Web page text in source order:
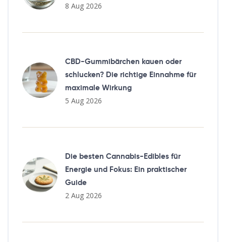
8 Aug 2026
CBD-Gummibärchen kauen oder
schlucken? Die richtige Einnahme für
maximale Wirkung
5 Aug 2026
Die besten Cannabis-Edibles für
Energie und Fokus: Ein praktischer
Guide
2 Aug 2026